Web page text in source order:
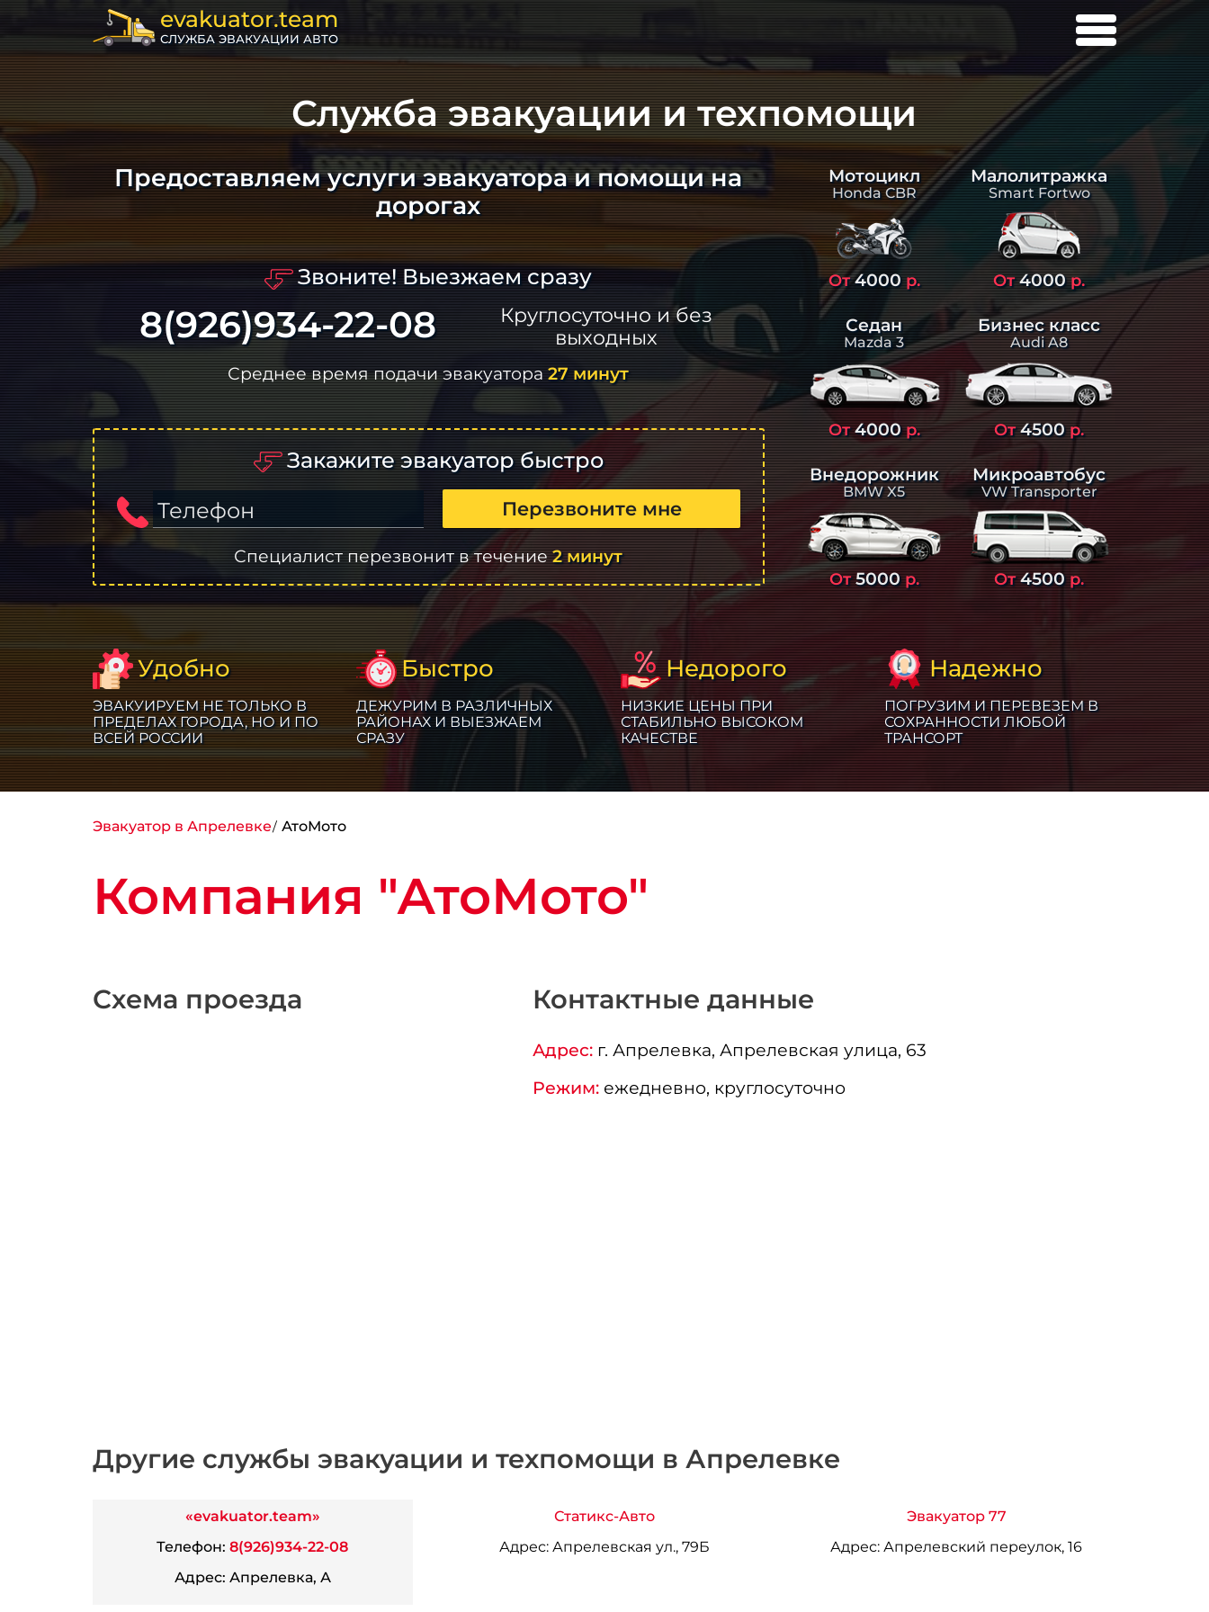
evakuator.team
СЛУЖБА ЭВАКУАЦИИ АВТО
Служба эвакуации и техпомощи
Предоставляем услуги эвакуатора и помощи на
дорогах
Звоните! Выезжаем сразу
8(926)934-22-08
Круглосуточно и без
выходных
Среднее время подачи эвакуатора27 минут
Закажите эвакуатор быстро
Телефон
Перезвоните мне
Специалист перезвонит в течение2 минут
Мотоцикл
Honda CBR
От4000р.
Малолитражка
Smart Fortwo
От4000р.
Седан
Mazda 3
От4000р.
Бизнес класс
Audi A8
От4500р.
Внедорожник
BMW X5
От5000р.
Микроавтобус
VW Transporter
От4500р.
Удобно
ЭВАКУИРУЕМ НЕ ТОЛЬКО В
ПРЕДЕЛАХ ГОРОДА, НО И ПО
ВСЕЙ РОССИИ
Быстро
ДЕЖУРИМ В РАЗЛИЧНЫХ
РАЙОНАХ И ВЫЕЗЖАЕМ
СРАЗУ
Недорого
НИЗКИЕ ЦЕНЫ ПРИ
СТАБИЛЬНО ВЫСОКОМ
КАЧЕСТВЕ
Надежно
ПОГРУЗИМ И ПЕРЕВЕЗЕМ В
СОХРАННОСТИ ЛЮБОЙ
ТРАНСОРТ
Эвакуатор в Апрелевке АтоМото
Компания "АтоМото"
Схема проезда Контактные данные
Адрес:г. Апрелевка, Апрелевская улица, 63
Режим:ежедневно, круглосуточно
Другие службы эвакуации и техпомощи в Апрелевке
«evakuator.team»
Телефон: 8(926)934-22-08
Адрес: Апрелевка, А
Статикс-Авто
Адрес:Апрелевская ул., 79Б
Эвакуатор 77
Адрес: Апрелевский переулок, 16